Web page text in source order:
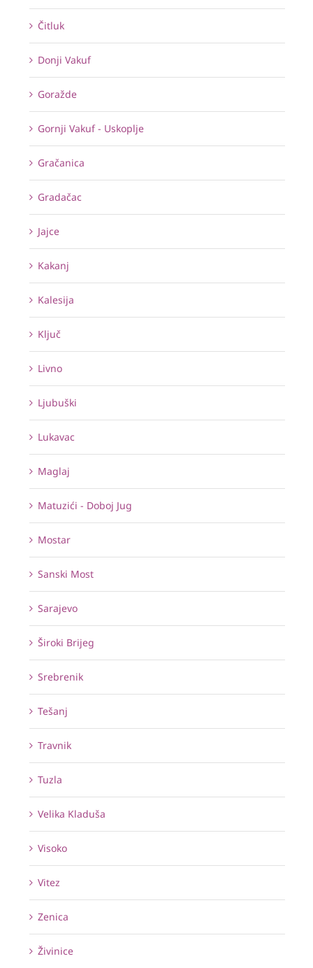
Čitluk
Donji Vakuf
Goražde
Gornji Vakuf - Uskoplje
Gračanica
Gradačac
Jajce
Kakanj
Kalesija
Ključ
Livno
Ljubuški
Lukavac
Maglaj
Matuzići - Doboj Jug
Mostar
Sanski Most
Sarajevo
Široki Brijeg
Srebrenik
Tešanj
Travnik
Tuzla
Velika Kladuša
Visoko
Vitez
Zenica
Živinice